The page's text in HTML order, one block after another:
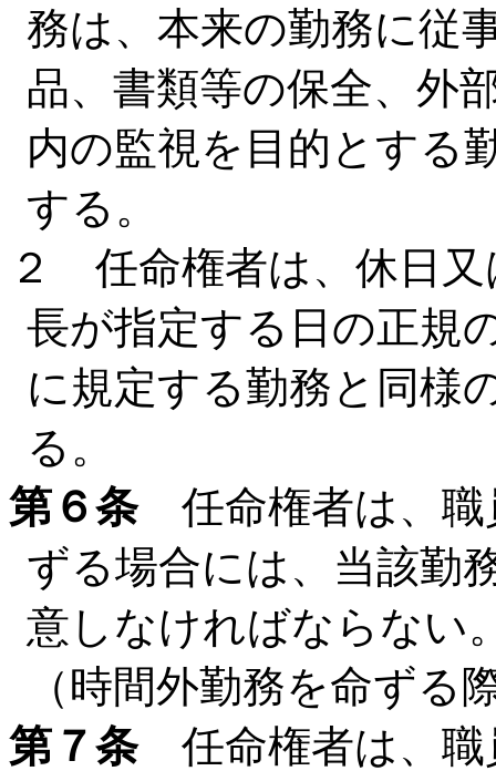
務は、本来の勤務に従
品、書類等の保全、外
内の監視を目的とする
する。
２ 任命権者は、休日
長が指定する日の正規
に規定する勤務と同様
る。
第６条任命権者は、職
ずる場合には、当該勤
意しなければならない
（時間外勤務を命ずる
第７条任命権者は、職